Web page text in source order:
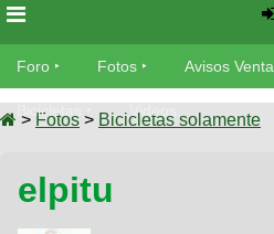
Foro
Foro
MecÃ¡nica
Fotos
SUBÃ
Avisos
Ventas
Foro Fotos Avisos Venta
Bicicletas Videos
> Fotos > Bicicletas solamente
elpitu